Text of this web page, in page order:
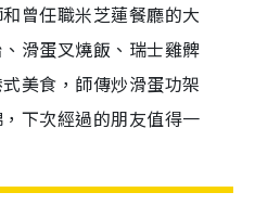
曾任職米芝蓮餐廳的大
滑蛋叉燒飯、瑞士雞髀
美食，師傳炒滑蛋功架
下次經過的朋友值得一